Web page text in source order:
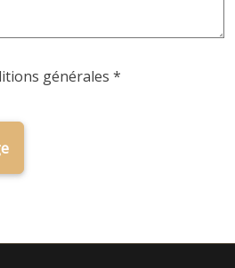
générales *